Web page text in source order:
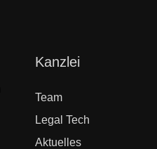
Navigation
Kanzlei
Team
Legal Tech
Aktuelles